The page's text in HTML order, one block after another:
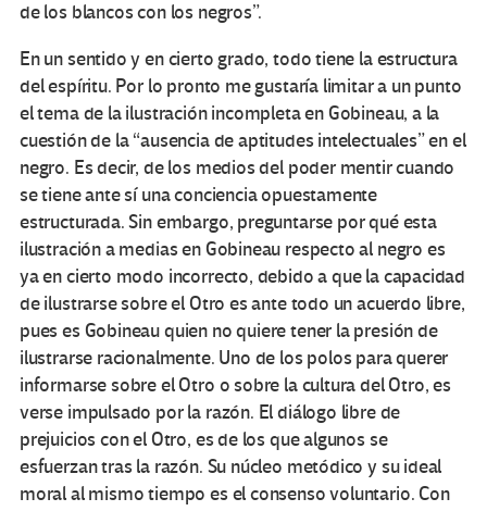
de los blancos con los negros”.
En un sentido y en cierto grado, todo tiene la estructura
del espíritu. Por lo pronto me gustaría limitar a un punto
el tema de la ilustración incompleta en Gobineau, a la
cuestión de la “ausencia de aptitudes intelectuales” en el
negro. Es decir, de los medios del poder mentir cuando
se tiene ante sí una conciencia opuestamente
estructurada. Sin embargo, preguntarse por qué esta
ilustración a medias en Gobineau respecto al negro es
ya en cierto modo incorrecto, debido a que la capacidad
de ilustrarse sobre el Otro es ante todo un acuerdo libre,
pues es Gobineau quien no quiere tener la presión de
ilustrarse racionalmente. Uno de los polos para querer
informarse sobre el Otro o sobre la cultura del Otro, es
verse impulsado por la razón. El diálogo libre de
prejuicios con el Otro, es de los que algunos se
esfuerzan tras la razón. Su núcleo metódico y su ideal
moral al mismo tiempo es el consenso voluntario. Con